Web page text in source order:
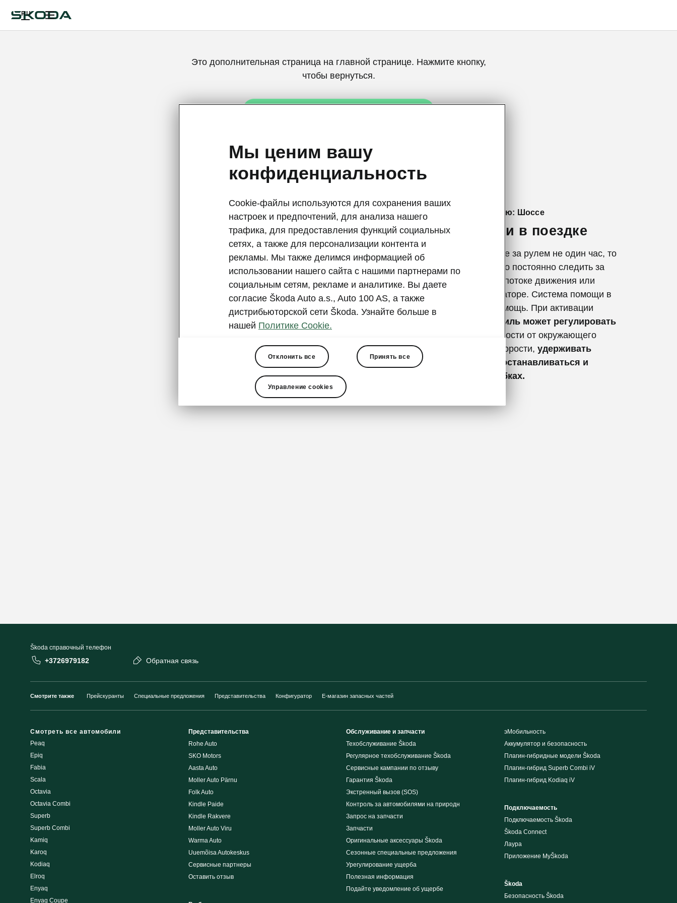
RU
Это дополнительная страница на главной странице. Нажмите кнопку,
чтобы вернуться.
Системы помощи водителю: Шоссе
Система помощи в поездке
Если вы обычно проводите за рулем не один час, то
отлично знаете, как сложно постоянно следить за
знаками, ехать в плотном потоке движения или
медленно тащиться при заторе. Система помощи в
поездке придет вам на помощь. При активации
автомобиль может регулировать
в зависимости от окружающего
трафика и ограничения скорости, удерживать
автомобиль в полосе и останавливаться и
трогаться с места в пробках.
Škoda cправочный телефон
+3726979182 Обратная связь
Смотрите также Прейскуранты Специальные предложения Представительства Конфигуратор E-магазин запасных частей
Смотреть все автомобили
Peaq
Epiq
Fabia
Scala
Octavia
Octavia Combi
Superb
Superb Combi
Kamiq
Karoq
Kodiaq
Elroq
Enyaq
Enyaq Coupe
Представительства
Rohe Auto
SKO Motors
Aasta Auto
Moller Auto Pärnu
Folk Auto
Kindle Paide
Kindle Rakvere
Moller Auto Viru
Warma Auto
Uuemõisa Autokeskus
Сервисные партнеры
Оставить отзыв
Обслуживание и запчасти
Техобслуживание Škoda
Регулярное техобслуживание Škoda
Сервисные кампании по отзыву
Гарантия Škoda
Экстренный вызов (SOS)
Контроль за автомобилями на природн
Запрос на запчасти
Запчасти
Оригинальные аксессуары Škoda
Сезонные специальные предложения
Урегулирование ущерба
Полезная информация
Подайте уведомление об ущербе
эМобильность
Аккумулятор и безопасность
Плагин-гибридные модели Škoda
Плагин-гибрид Superb Combi iV
Плагин-гибрид Kodiaq iV
Подключаемость
Подключаемость Škoda
Škoda Connect
Лаура
Приложение MyŠkoda
Škoda
Безопасность Škoda
Мы ценим вашу
конфиденциальность
Cookie-файлы используются для сохранения ваших
настроек и предпочтений, для анализа нашего
трафика, для предоставления функций социальных
сетях, а также для персонализации контента и
рекламы. Мы также делимся информацией об
использовании нашего сайта с нашими партнерами по
социальным сетям, рекламе и аналитике. Вы даете
согласие Škoda Auto a.s., Auto 100 AS, а также
дистрибьюторской сети Škoda. Узнайте больше в
нашей Политике Cookie.
Отклонить все Принять все
Управление cookies